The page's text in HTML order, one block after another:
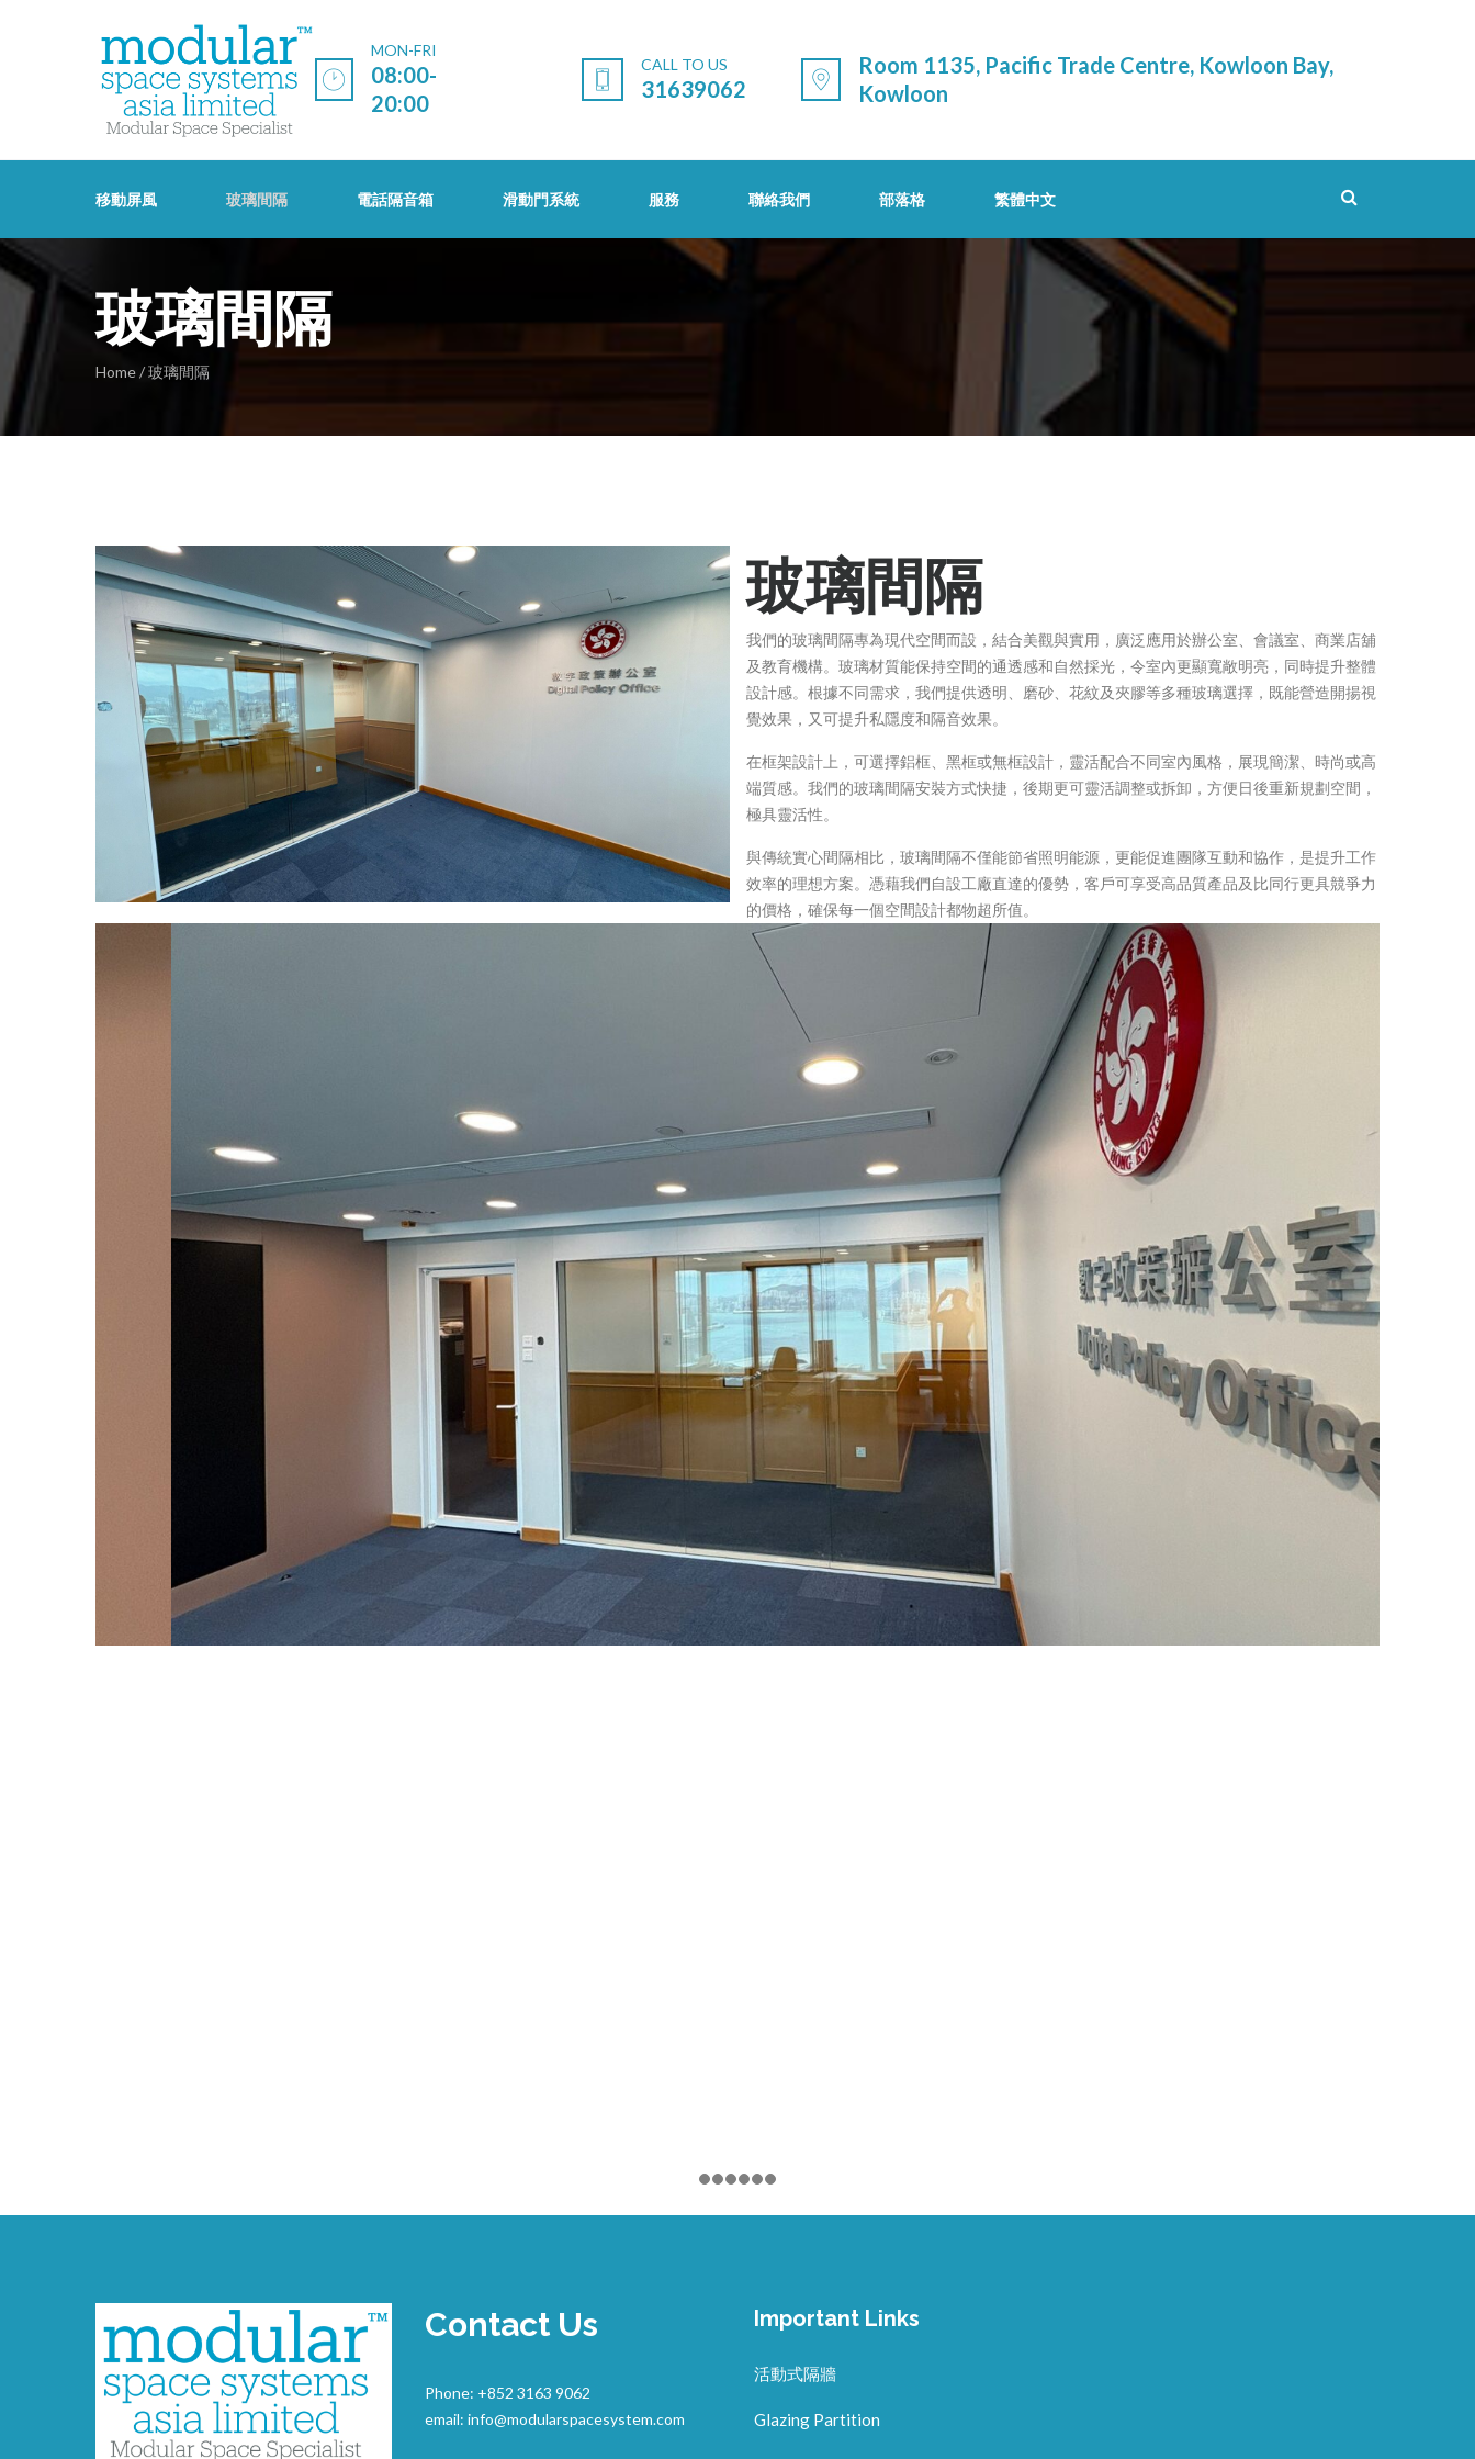
MON-FRI
08:00-
20:00
CALL TO US
31639062
Room 1135, Pacific Trade Centre, Kowloon Bay,
Kowloon
移動屏風 玻璃間隔 電話隔音箱 滑動門系統 服務 聯絡我們 部落格 繁體中文
玻璃間隔
Home/玻璃間隔
玻璃間隔
我們的玻璃間隔專為現代空間而設，結合美觀與實用，廣泛應用於辦公室、會議室、商業店舖
及教育機構。玻璃材質能保持空間的通透感和自然採光，令室內更顯寬敞明亮，同時提升整體
設計感。根據不同需求，我們提供透明、磨砂、花紋及夾膠等多種玻璃選擇，既能營造開揚視
覺效果，又可提升私隱度和隔音效果。
在框架設計上，可選擇鋁框、黑框或無框設計，靈活配合不同室內風格，展現簡潔、時尚或高
端質感。我們的玻璃間隔安裝方式快捷，後期更可靈活調整或拆卸，方便日後重新規劃空間，
極具靈活性。
與傳統實心間隔相比，玻璃間隔不僅能節省照明能源，更能促進團隊互動和協作，是提升工作
效率的理想方案。憑藉我們自設工廠直達的優勢，客戶可享受高品質產品及比同行更具競爭力
的價格，確保每一個空間設計都物超所值。
Contact Us
Phone: +852 3163 9062
email: info@modularspacesystem.com
Important Links
活動式隔牆
Glazing Partition